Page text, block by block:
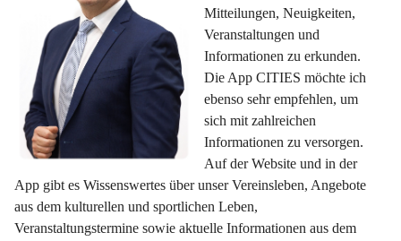
Mitteilungen, Neuigkeiten,
Veranstaltungen und
Informationen zu erkunden.
Die App CITIES möchte ich
ebenso sehr empfehlen, um
sich mit zahlreichen
Informationen zu versorgen.
Auf der Website und in der
App gibt es Wissenswertes über unser Vereinsleben, Angebote
aus dem kulturellen und sportlichen Leben,
Veranstaltungstermine sowie aktuelle Informationen aus dem